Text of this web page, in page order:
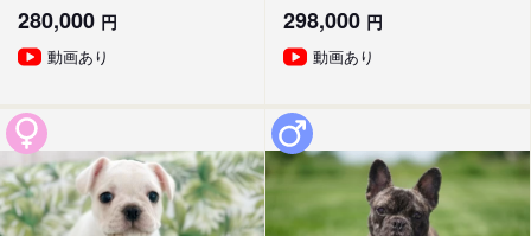
280,000 円
動画あり
298,000 円
動画あり